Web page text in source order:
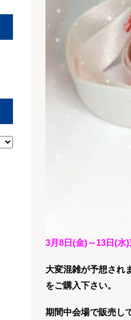
3月8日(金)～13日(水
大変混雑が予想され
をご購入下さい。
期間中会場で販売し